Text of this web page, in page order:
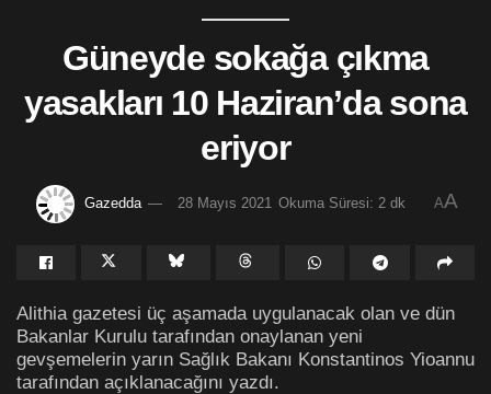
Güneyde sokağa çıkma
yasakları 10 Haziran’da sona
eriyor
Gazedda 28 Mayıs 2021 Okuma Süresi: 2 dk AA
Alithia gazetesi üç aşamada uygulanacak olan ve dün
Bakanlar Kurulu tarafından onaylanan yeni
gevşemelerin yarın Sağlık Bakanı Konstantinos Yioannu
tarafından açıklanacağını yazdı.